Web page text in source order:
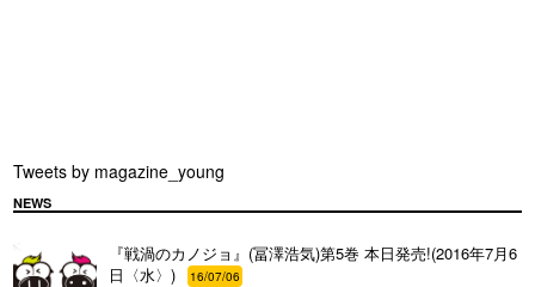
Tweets by magazine_young
NEWS
『戦渦のカノジョ』(冨澤浩気)第5巻 本日発売!(2016年7月6
日〈水〉)
16/07/06